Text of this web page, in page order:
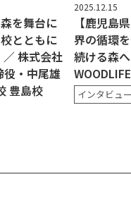
を舞台に
とともに
株式会社
役・中尾雄
豊島校
2025.12.15
【鹿児島
界の循環
続ける森
インタビュー